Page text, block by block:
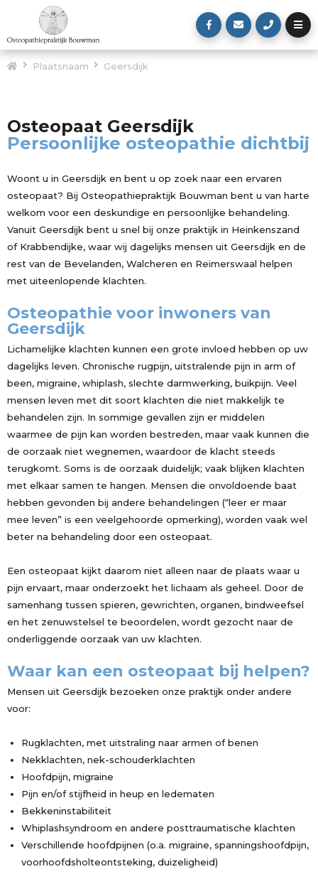
Plaatsnaam Geersdijk
Osteopaat Geersdijk
Persoonlijke osteopathie dichtbij
Woont u in Geersdijk en bent u op zoek naar een ervaren
osteopaat? Bij Osteopathiepraktijk Bouwman bent u van harte
welkom voor een deskundige en persoonlijke behandeling.
Vanuit Geersdijk bent u snel bij onze praktijk in Heinkenszand
of Krabbendijke, waar wij dagelijks mensen uit Geersdijk en de
rest van de Bevelanden, Walcheren en Reimerswaal helpen
met uiteenlopende klachten.
Osteopathie voor inwoners van
Geersdijk
Lichamelijke klachten kunnen een grote invloed hebben op uw
dagelijks leven. Chronische rugpijn, uitstralende pijn in arm of
been, migraine, whiplash, slechte darmwerking, buikpijn. Veel
mensen leven met dit soort klachten die niet makkelijk te
behandelen zijn. In sommige gevallen zijn er middelen
waarmee de pijn kan worden bestreden, maar vaak kunnen die
de oorzaak niet wegnemen, waardoor de klacht steeds
terugkomt. Soms is de oorzaak duidelijk; vaak blijken klachten
met elkaar samen te hangen. Mensen die onvoldoende baat
hebben gevonden bij andere behandelingen (“leer er maar
mee leven” is een veelgehoorde opmerking), worden vaak wel
beter na behandeling door een osteopaat.
Een osteopaat kijkt daarom niet alleen naar de plaats waar u
pijn ervaart, maar onderzoekt het lichaam als geheel. Door de
samenhang tussen spieren, gewrichten, organen, bindweefsel
en het zenuwstelsel te beoordelen, wordt gezocht naar de
onderliggende oorzaak van uw klachten.
Waar kan een osteopaat bij helpen?
Mensen uit Geersdijk bezoeken onze praktijk onder andere
voor:
Rugklachten, met uitstraling naar armen of benen
Nekklachten, nek-schouderklachten
Hoofdpijn, migraine
Pijn en/of stijfheid in heup en ledematen
Bekkeninstabiliteit
Whiplashsyndroom en andere posttraumatische klachten
Verschillende hoofdpijnen (o.a. migraine, spanningshoofdpijn,
voorhoofdsholteontsteking, duizeligheid)